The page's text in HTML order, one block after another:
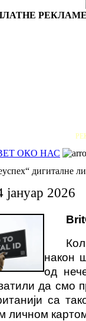
ОКО НАС
дигиталне
јануар 2026
након
од
да смо
са
личном